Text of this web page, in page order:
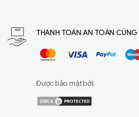
THANH TOÁN AN TOÀN CÙNG
Được bảo mật bởi: